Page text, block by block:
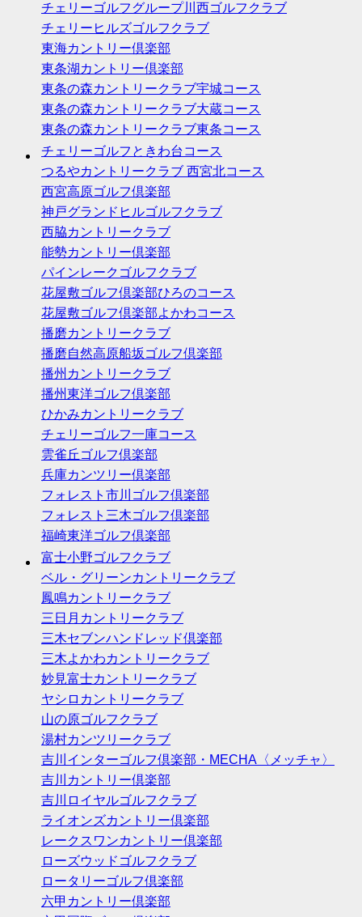
チェリーゴルフグループ川西ゴルフクラブ
チェリーヒルズゴルフクラブ
東海カントリー倶楽部
東条湖カントリー倶楽部
東条の森カントリークラブ宇城コース
東条の森カントリークラブ大蔵コース
東条の森カントリークラブ東条コース
チェリーゴルフときわ台コース
つるやカントリークラブ 西宮北コース
西宮高原ゴルフ倶楽部
神戸グランドヒルゴルフクラブ
西脇カントリークラブ
能勢カントリー倶楽部
パインレークゴルフクラブ
花屋敷ゴルフ倶楽部ひろのコース
花屋敷ゴルフ倶楽部よかわコース
播磨カントリークラブ
播磨自然高原船坂ゴルフ倶楽部
播州カントリークラブ
播州東洋ゴルフ倶楽部
ひかみカントリークラブ
チェリーゴルフ一庫コース
雲雀丘ゴルフ倶楽部
兵庫カンツリー倶楽部
フォレスト市川ゴルフ倶楽部
フォレスト三木ゴルフ倶楽部
福崎東洋ゴルフ倶楽部
富士小野ゴルフクラブ
ベル・グリーンカントリークラブ
鳳鳴カントリークラブ
三日月カントリークラブ
三木セブンハンドレッド倶楽部
三木よかわカントリークラブ
妙見富士カントリークラブ
ヤシロカントリークラブ
山の原ゴルフクラブ
湯村カンツリークラブ
吉川インターゴルフ倶楽部・MECHA〈メッチャ〉
吉川カントリー倶楽部
吉川ロイヤルゴルフクラブ
ライオンズカントリー倶楽部
レークスワンカントリー倶楽部
ローズウッドゴルフクラブ
ロータリーゴルフ倶楽部
六甲カントリー倶楽部